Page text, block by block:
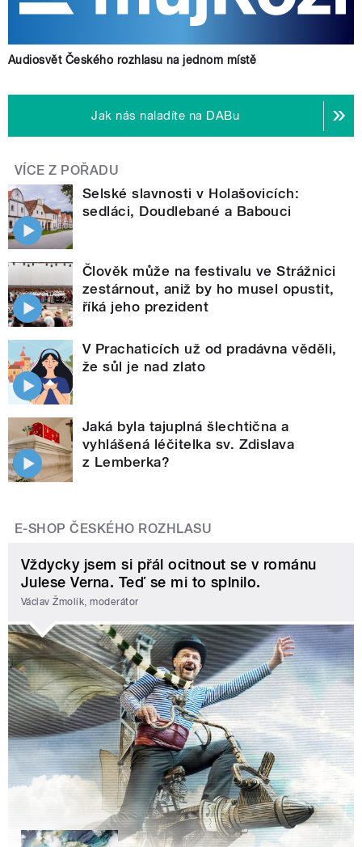
Audiosvět Českého rozhlasu na jednom místě
Jak nás naladíte na DABu
VÍCE Z POŘADU
Selské slavnosti v Holašovicích:
sedláci, Doudlebané a Babouci
Člověk může na festivalu ve Strážnici
zestárnout, aniž by ho musel opustit,
říká jeho prezident
V Prachaticích už od pradávna věděli,
že sůl je nad zlato
Jaká byla tajuplná šlechtična a
vyhlášená léčitelka sv. Zdislava
z Lemberka?
E-SHOP ČESKÉHO ROZHLASU
Vždycky jsem si přál ocitnout se v románu
Julese Verna. Teď se mi to splnilo.
Václav Žmolík, moderátor